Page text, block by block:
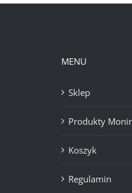
MENU
Sklep
Produkty
Koszyk
Regulamin